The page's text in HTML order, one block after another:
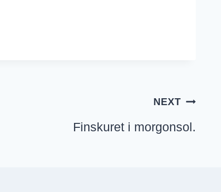
NEXT
Finskuret i morgonsol.